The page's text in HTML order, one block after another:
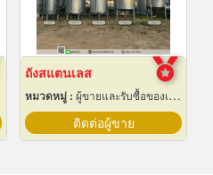
ถังสแตนเลส
หมวดหมู่ : ผู้ขายและรับซื้อของเก่าและเศษเหล็ก
ติดต่อผู้ขาย